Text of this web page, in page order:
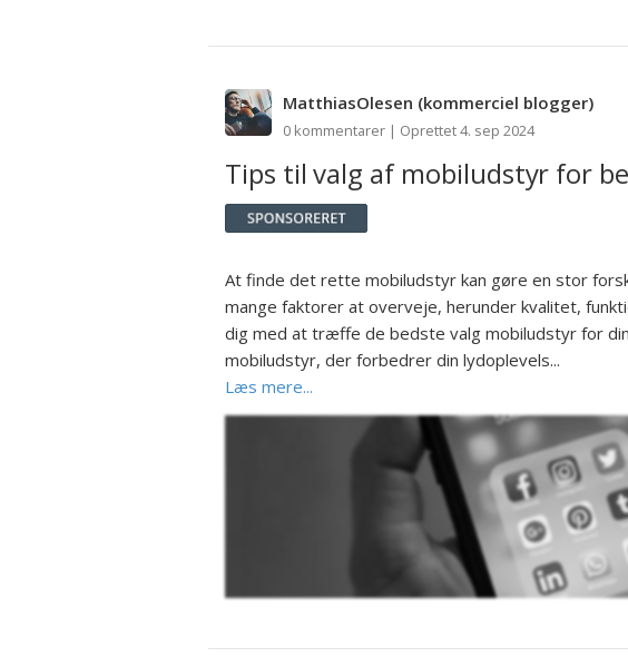
MatthiasOlesen (kommerciel blogger)
0 kommentarer | Oprettet 4. sep 2024
Tips til valg af mobiludstyr for
At finde det rette mobiludstyr kan gøre en stor
mange faktorer at overveje, herunder kvalitet,
dig med at træffe de bedste valg mobiludstyr for
mobiludstyr, der forbedrer din lydoplevels...
Læs mere...